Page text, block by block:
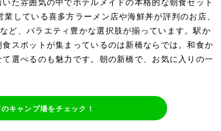
た雰囲気の中でホテルメイドの本格的な朝食セット
している喜多方ラーメン店や海鮮丼が評判のお店、
、バラエティ豊かな選択肢が揃っています。駅か
スポットが集まっているのは新橋ならでは。和食か
選べるのも魅力です。朝の新橋で、お気に入りの一
キャンプ場をチェック！